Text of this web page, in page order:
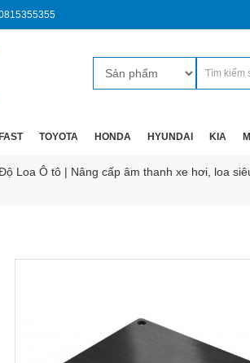
TOYOTA HONDA HYUNDAI KIA
Loa Ô tô | Nâng cấp âm thanh xe hơi, loa